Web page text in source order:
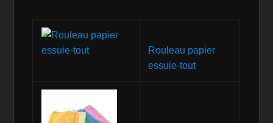
Rouleau papier
essuie-tout